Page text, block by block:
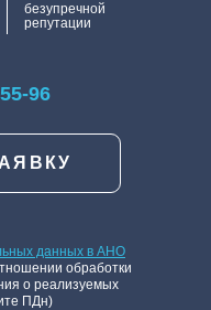
безупречной
репутации
96
данных в АНО
обработки
о реализуемых
ПДн)